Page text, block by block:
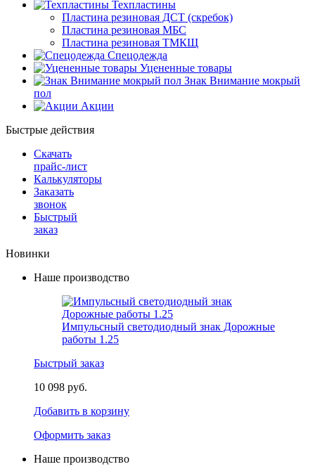
Техпластины
Пластина резиновая ДСТ (скребок)
Пластина резиновая МБС
Пластина резиновая ТМКЩ
Спецодежда
Уцененные товары
Знак Внимание мокрый
пол
Акции
Быстрые действия
Скачать
прайс-лист
Калькуляторы
Заказать
звонок
Быстрый
заказ
Новинки
Наше производство
Импульсный светодиодный знак Дорожные
работы 1.25
Быстрый заказ
10 098 руб.
Добавить в корзину
Оформить заказ
Наше производство